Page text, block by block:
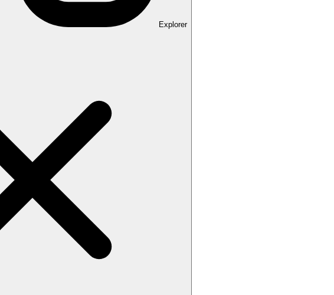
Explorer